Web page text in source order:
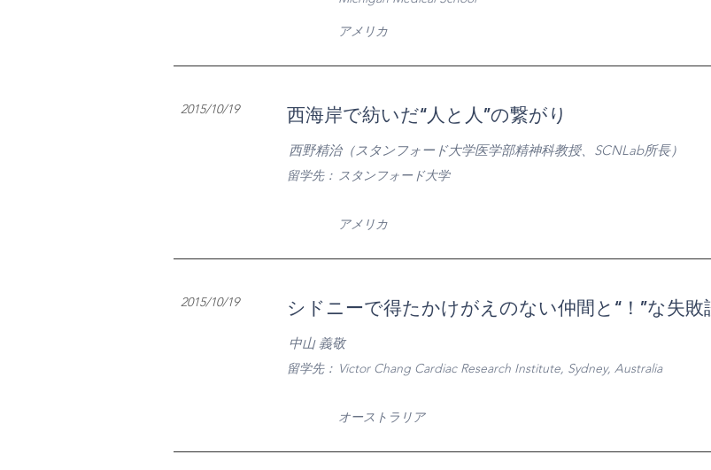
​アメリカ
2015/10/19 西海岸で紡いだ“人と人”の繋がり
西野精治（スタンフォード大学医学部精神科教授、SCNLab所長）
​留学先： スタンフォード大学
​アメリカ
2015/10/19 シドニーで得たかけがえのない仲間と“！”な失敗
中山 義敬
​留学先： Victor Chang Cardiac Research Institute, Sydney, Australia
​オーストラリア